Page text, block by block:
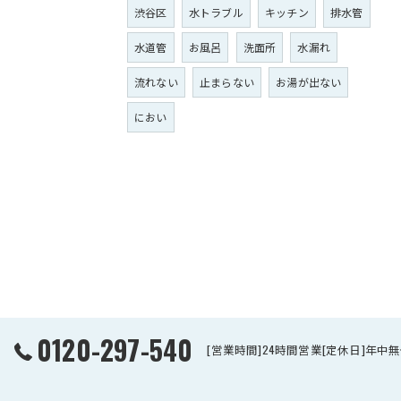
渋谷区 水トラブル キッチン 排水管
水道管 お風呂 洗面所 水漏れ
流れない 止まらない お湯が出ない
におい
0120-297-540 [営業時間]24時間営業[定休日]年中